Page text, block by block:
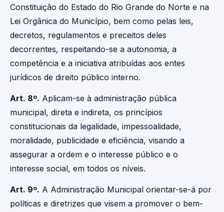
Constituição do Estado do Rio Grande do Norte e na
Lei Orgânica do Município, bem como pelas leis,
decretos, regulamentos e preceitos deles
decorrentes, respeitando-se a autonomia, a
competência e a iniciativa atribuídas aos entes
jurídicos de direito público interno.
Art. 8º. Aplicam-se à administração pública
municipal, direta e indireta, os princípios
constitucionais da legalidade, impessoalidade,
moralidade, publicidade e eficiência, visando a
assegurar a ordem e o interesse público e o
interesse social, em todos os níveis.
Art. 9º. A Administração Municipal orientar-se-á por
políticas e diretrizes que visem a promover o bem-